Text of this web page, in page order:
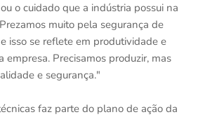
o cuidado que a indústria possui na
muito pela segurança de
isso se reflete em produtividade e
empresa. Precisamos produzir, mas
e segurança."
faz parte do plano de ação da